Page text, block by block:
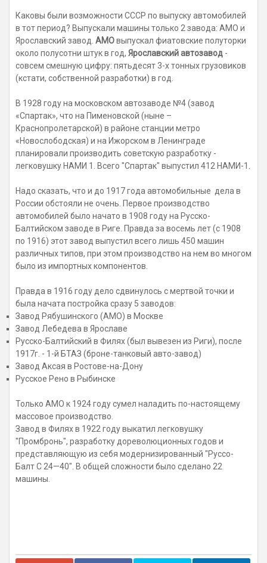
Каковы были возможности СССР по выпуску автомобилей
в тот период? Выпускали машины только 2 завода: АМО и
Ярославский завод. АМОвыпускал фиатовские полуторки
около полусотни штук в год, Ярославский автозавод -
совсем смешную цифру: пятьдесят 3-х тонных грузовиков
(кстати, собственной разработки) в год.
В 1928 году на московском автозаводе №4 (завод
«Спартак», что на Пименовской (ныне –
Краснопролетарской) в районе станции метро
«Новослободская) и на Ижорском в Ленинграде
планировали производить советскую разработку -
легковушку НАМИ 1. Всего "Спартак" выпустил 412 НАМИ-1.
Надо сказать, что и до 1917 года автомобильные дела в
России обстояли не очень. Первое производство
автомобилей было начато в 1908 году на Русско-
Балтийском заводе в Риге. Правда за восемь лет (с 1908
по 1916) этот завод выпустил всего лишь 450 машин
различных типов, при этом производство на нем во многом
было из импортных компонентов.
Правда в 1916 году дело сдвинулось с мертвой точки и
была начата постройка сразу 5 заводов:
Завод Рябушинского (АМО) в Москве
Завод Лебедева в Ярославе
Русско-Балтийский в Филях (был вывезен из Риги), после
1917г. - 1-й БТАЗ (броне-танковый авто-завод)
Завод Аксая в Ростове-на-Дону
Русское Рено в Рыбинске
Только АМО к 1924 году сумел наладить по-настоящему
массовое производство.
Завод в Филях в 1922 году выкатил легковушку
"Промбронь", разработку дореволюционных годов и
представляющую из себя модернизированный "Руссо-
Балт С 24—40". В общей сложности было сделано 22
машины.